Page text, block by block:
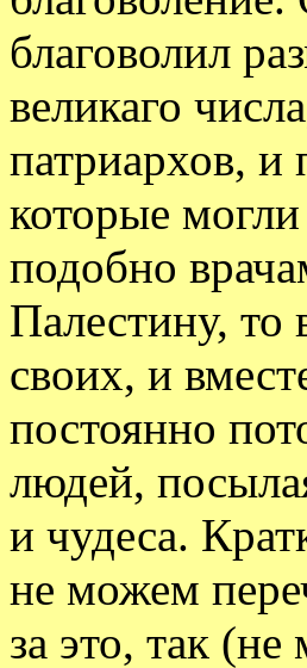
благоволил
великаго
патриархов, и
которые
подобно
Палестину, то
своих, и
постоянно
людей,
и чудеса.
не можем
за это, так